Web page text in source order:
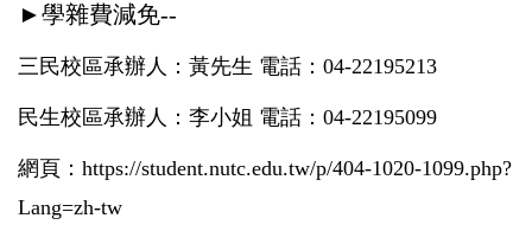
►學雜費減免--
三民校區承辦人：黃先生 電話：04-22195213
民生校區承辦人： 李小姐 電話：04-22195099
網頁： https://student.nutc.edu.tw/p/404-1020-1099.php?
Lang=zh-tw